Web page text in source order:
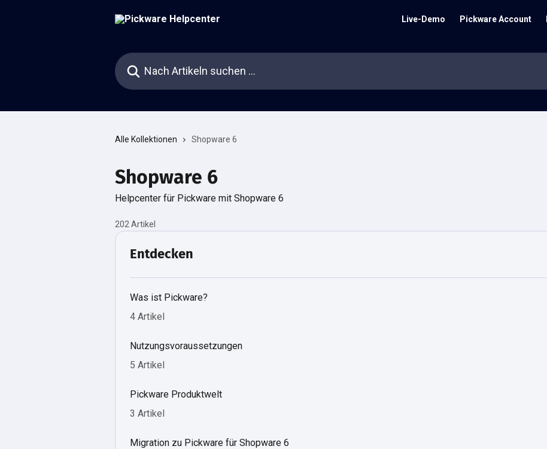
Live-Demo Pickware Account
Nach Artikeln suchen …
Alle Kollektionen Shopware 6
Shopware 6
Helpcenter für Pickware mit Shopware 6
202 Artikel
Entdecken
Was ist Pickware?
4 Artikel
Nutzungsvoraussetzungen
5 Artikel
Pickware Produktwelt
3 Artikel
Migration zu Pickware für Shopware 6